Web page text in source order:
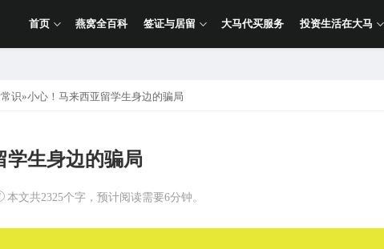
首页 燕窝全百科 签证与居留 大马代买服务 投资生活在大马
识»小心！马来西亚留学生身边的骗局
学生身边的骗局
本文共2325个字，预计阅读需要6分钟。